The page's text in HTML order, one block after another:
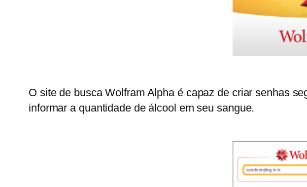
O site de busca Wolfram Alpha é capaz de criar senhas
informar a quantidade de álcool em seu sangue.